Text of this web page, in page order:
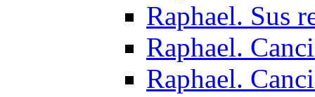
Raphael. Sus
Raphael.
Raphael.